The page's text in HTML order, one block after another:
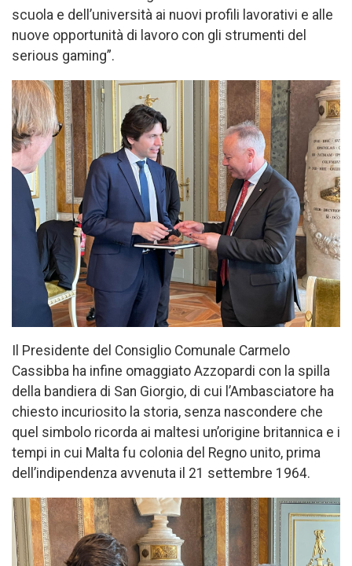
scuola e dell’università ai nuovi profili lavorativi e alle
nuove opportunità di lavoro con gli strumenti del
serious gaming”.
Il Presidente del Consiglio Comunale Carmelo
Cassibba ha infine omaggiato Azzopardi con la spilla
della bandiera di San Giorgio, di cui l’Ambasciatore ha
chiesto incuriosito la storia, senza nascondere che
quel simbolo ricorda ai maltesi un’origine britannica e i
tempi in cui Malta fu colonia del Regno unito, prima
dell’indipendenza avvenuta il 21 settembre 1964.